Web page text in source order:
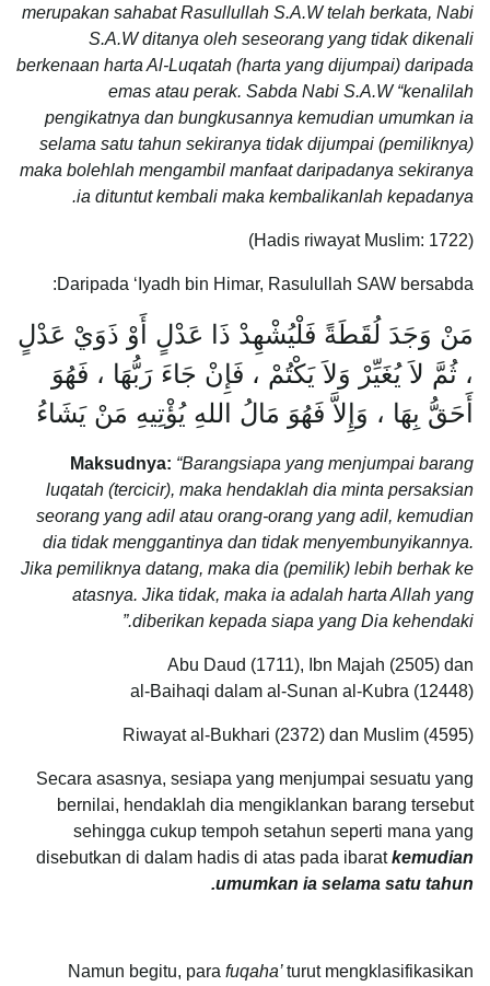
merupakan sahabat Rasullullah S.A.W telah berkata, Nabi
S.A.W ditanya oleh seseorang yang tidak dikenali
berkenaan harta Al-Luqatah (harta yang dijumpai) daripada
emas atau perak. Sabda Nabi S.A.W “kenalilah
pengikatnya dan bungkusannya kemudian umumkan ia
selama satu tahun sekiranya tidak dijumpai (pemiliknya)
maka bolehlah mengambil manfaat daripadanya sekiranya
ia dituntut kembali maka kembalikanlah kepadanya.
(Hadis riwayat Muslim: 1722)
Daripada ‘Iyadh bin Himar, Rasulullah SAW bersabda:
مَنْ وَجَدَ لُقَطَةً فَلْيُشْهِدْ ذَا عَدْلٍ أَوْ ذَوَيْ عَدْلٍ
، ثُمَّ لاَ يُغَيِّرْ وَلاَ يَكْتُمْ ، فَإِنْ جَاءَ رَبُّهَا ، فَهُوَ
أَحَقُّ بِهَا ، وَإِلاَّ فَهُوَ مَالُ اللهِ يُؤْتِيهِ مَنْ يَشَاءُ
Maksudnya: “Barangsiapa yang menjumpai barang
luqatah (tercicir), maka hendaklah dia minta persaksian
seorang yang adil atau orang-orang yang adil, kemudian
dia tidak menggantinya dan tidak menyembunyikannya.
Jika pemiliknya datang, maka dia (pemilik) lebih berhak ke
atasnya. Jika tidak, maka ia adalah harta Allah yang
diberikan kepada siapa yang Dia kehendaki.”
Abu Daud (1711), Ibn Majah (2505) dan
al-Baihaqi dalam al-Sunan al-Kubra (12448)
Riwayat al-Bukhari (2372) dan Muslim (4595)
Secara asasnya, sesiapa yang menjumpai sesuatu yang
bernilai, hendaklah dia mengiklankan barang tersebut
sehingga cukup tempoh setahun seperti mana yang
disebutkan di dalam hadis di atas pada ibarat kemudian
umumkan ia selama satu tahun.
Namun begitu, para fuqaha’turut mengklasifikasikan